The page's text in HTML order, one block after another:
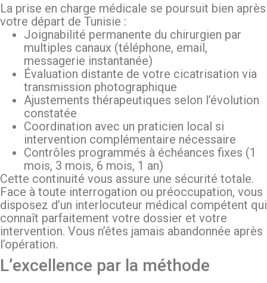
La prise en charge médicale se poursuit bien après
votre départ de Tunisie :
Joignabilité permanente du chirurgien par
multiples canaux (téléphone, email,
messagerie instantanée)
Évaluation distante de votre cicatrisation via
transmission photographique
Ajustements thérapeutiques selon l’évolution
constatée
Coordination avec un praticien local si
intervention complémentaire nécessaire
Contrôles programmés à échéances fixes (1
mois, 3 mois, 6 mois, 1 an)
Cette continuité vous assure une sécurité totale.
Face à toute interrogation ou préoccupation, vous
disposez d’un interlocuteur médical compétent qui
connaît parfaitement votre dossier et votre
intervention. Vous n’êtes jamais abandonnée après
l’opération.
L’excellence par la méthode